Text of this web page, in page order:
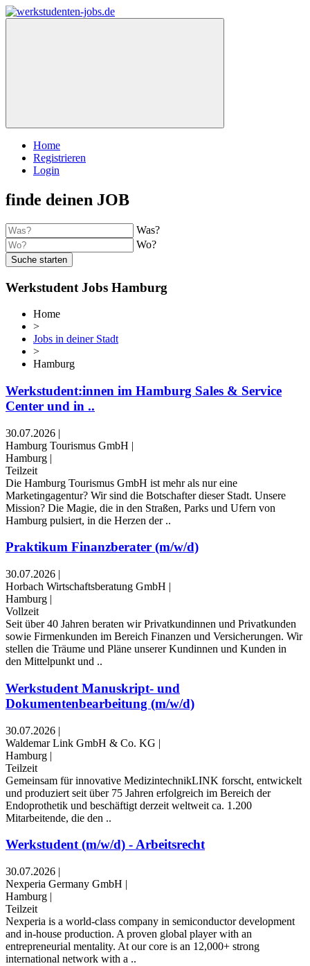
Home
Registrieren
Login
finde deinen JOB
Was?
Wo?
Suche starten
Werkstudent Jobs Hamburg
Home
>
Jobs in deiner Stadt
>
Hamburg
Werkstudent:innen im Hamburg Sales & Service
Center und in ..
30.07.2026 |
Hamburg Tourismus GmbH |
Hamburg |
Teilzeit
Die Hamburg Tourismus GmbH ist mehr als nur eine
Marketingagentur? Wir sind die Botschafter dieser Stadt. Unsere
Mission? Die Magie, die in den Straßen, Parks und Ufern von
Hamburg pulsiert, in die Herzen der ..
Praktikum Finanzberater (m/w/d)
30.07.2026 |
Horbach Wirtschaftsberatung GmbH |
Hamburg |
Vollzeit
Seit über 40 Jahren beraten wir Privatkundinnen und Privatkunden
sowie Firmenkunden im Bereich Finanzen und Versicherungen. Wir
stellen die Träume und Pläne unserer Kundinnen und Kunden in
den Mittelpunkt und ..
Werkstudent Manuskript- und
Dokumentenbearbeitung (m/w/d)
30.07.2026 |
Waldemar Link GmbH & Co. KG |
Hamburg |
Teilzeit
Gemeinsam für innovative MedizintechnikLINK forscht, entwickelt
und produziert seit über 75 Jahren erfolgreich im Bereich der
Endoprothetik und beschäftigt derzeit weltweit ca. 1.200
Mitarbeitende, die den ..
Werkstudent (m/w/d) - Arbeitsrecht
30.07.2026 |
Nexperia Germany GmbH |
Hamburg |
Teilzeit
Nexperia is a world-class company in semiconductor development
and in-house production. A proven global player with an
entrepreneurial mentality. At our core is an 12,000+ strong
international network with a ..